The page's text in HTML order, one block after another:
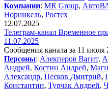
Компании: MR Group,
Норникель, Ростех
12.07.2025
Телеграм-канал Временное
11.07.2025
Сообщения канала за 11 июля
Персоны: Алекперов Вагит,
Андрей, Костин Андрей,
Александр, Песков Дмитрий,
Константин, Турчак Андрей,